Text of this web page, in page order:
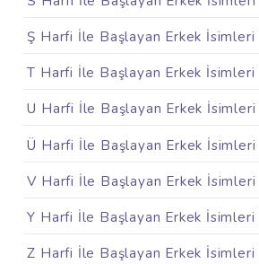
Ş Harfi İle Başlayan Erkek İsimleri
T Harfi İle Başlayan Erkek İsimleri
U Harfi İle Başlayan Erkek İsimleri
Ü Harfi İle Başlayan Erkek İsimleri
V Harfi İle Başlayan Erkek İsimleri
Y Harfi İle Başlayan Erkek İsimleri
Z Harfi İle Başlayan Erkek İsimleri